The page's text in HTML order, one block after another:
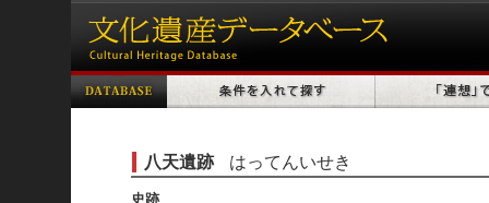
八天遺跡 はってんいせき
史跡